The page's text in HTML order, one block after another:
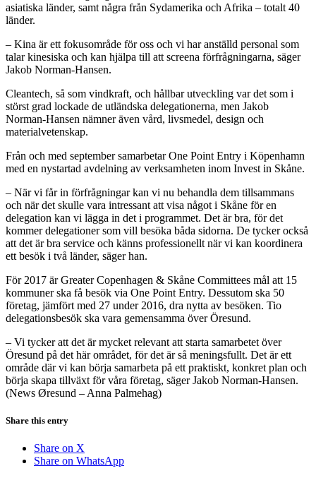
asiatiska länder, samt några från Sydamerika och Afrika – totalt 40
länder.
– Kina är ett fokusområde för oss och vi har anställd personal som
talar kinesiska och kan hjälpa till att screena förfrågningarna, säger
Jakob Norman-Hansen.
Cleantech, så som vindkraft, och hållbar utveckling var det som i
störst grad lockade de utländska delegationerna, men Jakob
Norman-Hansen nämner även vård, livsmedel, design och
materialvetenskap.
Från och med september samarbetar One Point Entry i Köpenhamn
med en nystartad avdelning av verksamheten inom Invest in Skåne.
– När vi får in förfrågningar kan vi nu behandla dem tillsammans
och när det skulle vara intressant att visa något i Skåne för en
delegation kan vi lägga in det i programmet. Det är bra, för det
kommer delegationer som vill besöka båda sidorna. De tycker också
att det är bra service och känns professionellt när vi kan koordinera
ett besök i två länder, säger han.
För 2017 är Greater Copenhagen & Skåne Committees mål att 15
kommuner ska få besök via One Point Entry. Dessutom ska 50
företag, jämfört med 27 under 2016, dra nytta av besöken. Tio
delegationsbesök ska vara gemensamma över Öresund.
– Vi tycker att det är mycket relevant att starta samarbetet över
Öresund på det här området, för det är så meningsfullt. Det är ett
område där vi kan börja samarbeta på ett praktiskt, konkret plan och
börja skapa tillväxt för våra företag, säger Jakob Norman-Hansen.
(News Øresund – Anna Palmehag)
Share this entry
Share on X
Share on WhatsApp